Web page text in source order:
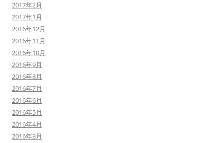
2017年2月
2017年1月
2016年12月
2016年11月
2016年10月
2016年9月
2016年8月
2016年7月
2016年6月
2016年5月
2016年4月
2016年3月